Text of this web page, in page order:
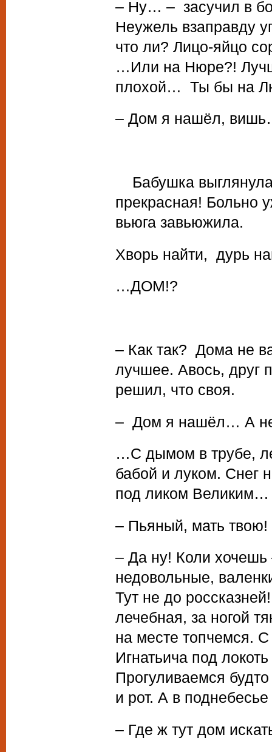
– Ну… – засучил в
Неужель взаправду
что ли? Лицо-яйцо
…Или на Нюре?!
плохой… Ты бы на
– Дом я нашёл,
Бабушка выглянула
прекрасная! Больно
вьюга завьюжила.
Хворь найти, дурь
…ДОМ!?
– Как так? Дома не
лучшее. Авось, друг
решил, что своя.
– Дом я нашёл… А
…С дымом в трубе,
бабой и луком. Снег
под ликом Великим…
– Пьяный, мать
– Да ну! Коли
недовольные,
Тут не до
лечебная, за ногой
на месте топчемся. С
Игнатьича под
Прогуливаемся
и рот. А в
– Где ж тут дом